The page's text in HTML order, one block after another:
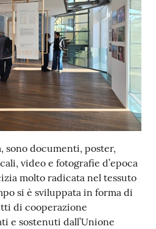
sono documenti, poster,
video e fotografie d’epoca
molto radicata nel tessuto
si è sviluppata in forma di
di cooperazione
e sostenuti dall’Unione